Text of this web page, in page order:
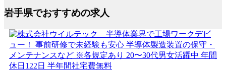
岩手県でおすすめの求人